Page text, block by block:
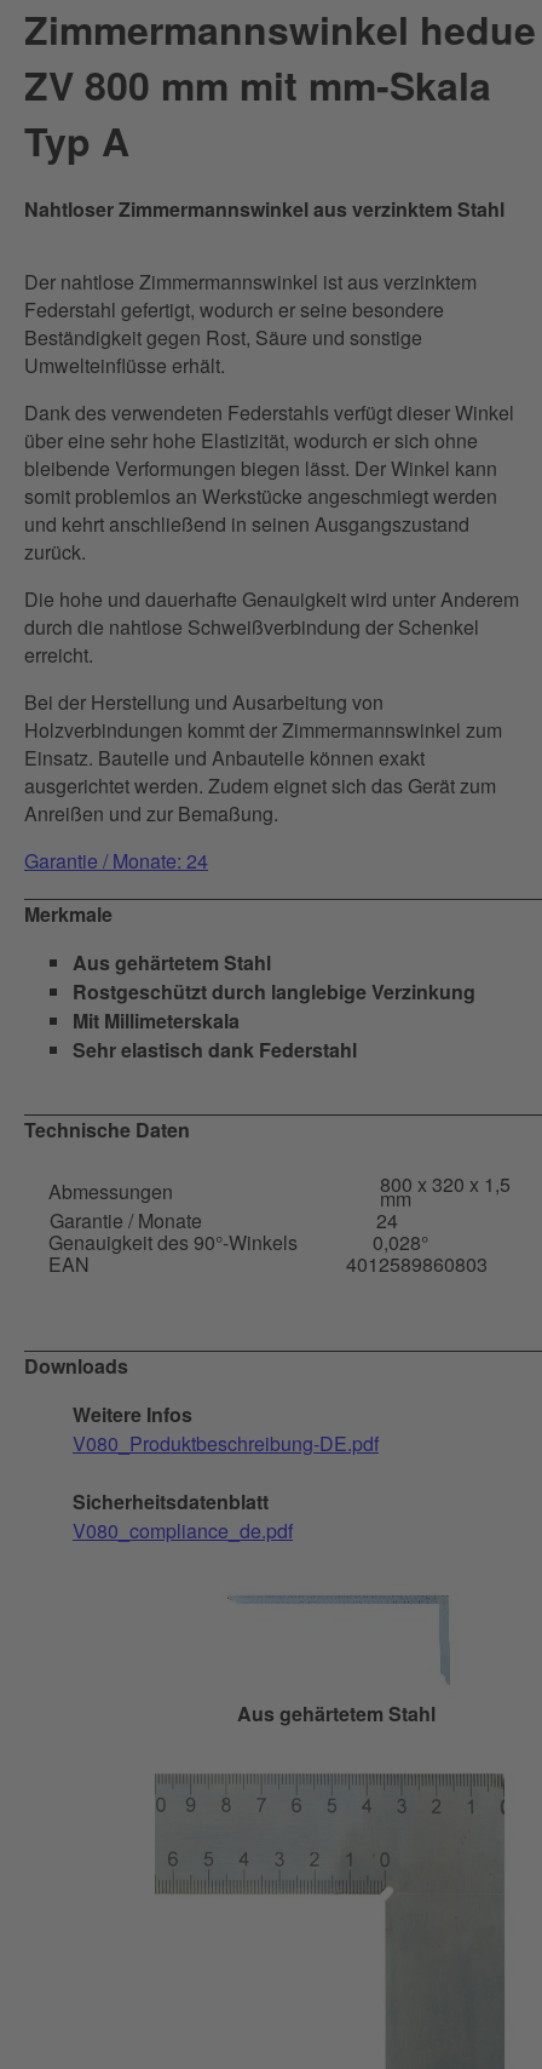
Zimmermannswinkel hedue
ZV 800 mm mit mm-Skala
Typ A
Nahtloser Zimmermannswinkel aus verzinktem Stahl
Der nahtlose Zimmermannswinkel ist aus verzinktem
Federstahl gefertigt, wodurch er seine besondere
Beständigkeit gegen Rost, Säure und sonstige
Umwelteinflüsse erhält.
Dank des verwendeten Federstahls verfügt dieser Winkel
über eine sehr hohe Elastizität, wodurch er sich ohne
bleibende Verformungen biegen lässt. Der Winkel kann
somit problemlos an Werkstücke angeschmiegt werden
und kehrt anschließend in seinen Ausgangszustand
zurück.
Die hohe und dauerhafte Genauigkeit wird unter Anderem
durch die nahtlose Schweißverbindung der Schenkel
erreicht.
Bei der Herstellung und Ausarbeitung von
Holzverbindungen kommt der Zimmermannswinkel zum
Einsatz. Bauteile und Anbauteile können exakt
ausgerichtet werden. Zudem eignet sich das Gerät zum
Anreißen und zur Bemaßung.
Garantie / Monate: 24
Merkmale
Aus gehärtetem Stahl
Rostgeschützt durch langlebige Verzinkung
Mit Millimeterskala
Sehr elastisch dank Federstahl
Technische Daten
Abmessungen 800 x 320 x 1,5
mm
Garantie / Monate 24
Genauigkeit des 90°-Winkels 0,028°
EAN 4012589860803
Downloads
Weitere Infos
V080_Produktbeschreibung-DE.pdf
Sicherheitsdatenblatt
V080_compliance_de.pdf
Aus gehärtetem Stahl